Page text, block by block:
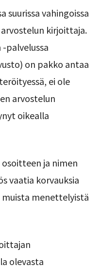
suurissa vahingoissa
kirjoittaja.
-palvelussa
on pakko antaa
ei ole
arvostelun
oikealla
ja nimen
vaatia korvauksia
menettelyistä
olevasta